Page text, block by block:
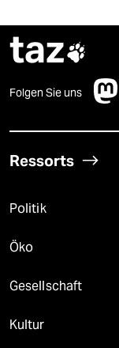
taz
Folgen Sie uns
Ressorts
Politik
Öko
Gesellschaft
Kultur